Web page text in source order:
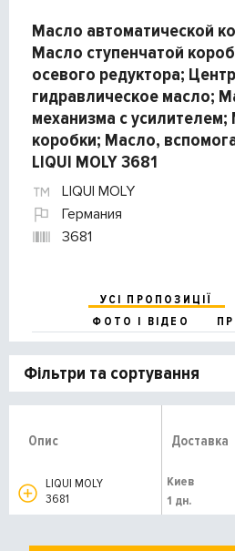
Масло автоматической
Масло ступенчатой
осевого редуктора;
гидравлическое масло;
механизма с
коробки; Масло,
LIQUI MOLY 3681
LIQUI MOLY
Германия
3681
УСІ ПРОПОЗИЦІЇ
ФОТО І ВІДЕО
Фільтри та сортування
Опис Доставка
LIQUI MOLY
3681
Киев
1 дн.